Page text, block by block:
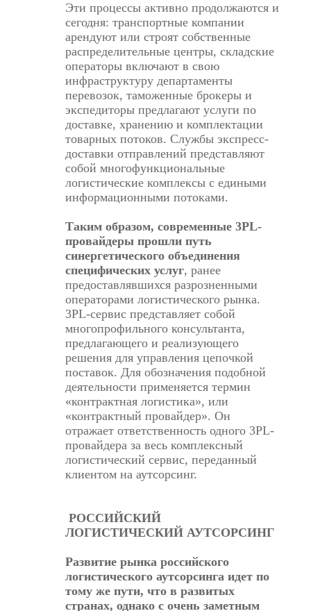
Эти процессы активно продолжаются и
сегодня: транспортные компании
арендуют или строят собственные
распределительные центры, складские
операторы включают в свою
инфраструктуру департаменты
перевозок, таможенные брокеры и
экспедиторы предлагают услуги по
доставке, хранению и комплектации
товарных потоков. Службы экспресс-
доставки отправлений представляют
собой многофункциональные
логистические комплексы с едиными
информационными потоками.
Таким образом, современные 3PL-
провайдеры прошли путь
синергетического объединения
специфических услуг, ранее
предоставлявшихся разрозненными
операторами логистического рынка.
3PL-сервис представляет собой
многопрофильного консультанта,
предлагающего и реализующего
решения для управления цепочкой
поставок. Для обозначения подобной
деятельности применяется термин
«контрактная логистика», или
«контрактный провайдер». Он
отражает ответственность одного 3PL-
провайдера за весь комплексный
логистический сервис, переданный
клиентом на аутсорсинг.
РОССИЙСКИЙ
ЛОГИСТИЧЕСКИЙ АУТСОРСИНГ
Развитие рынка российского
логистического аутсорсинга идет по
тому же пути, что в развитых
странах, однако с очень заметным